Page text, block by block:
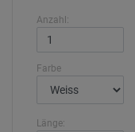
Anzahl:
Farbe
Länge: